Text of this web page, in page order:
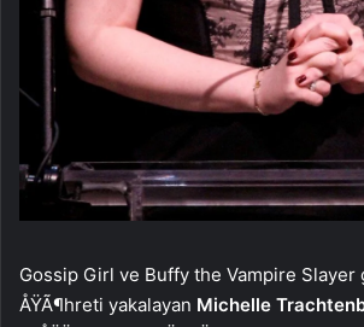
Gossip Girl ve Buffy the Vampire Slayer
ÅŸÃ¶hreti yakalayan Michelle